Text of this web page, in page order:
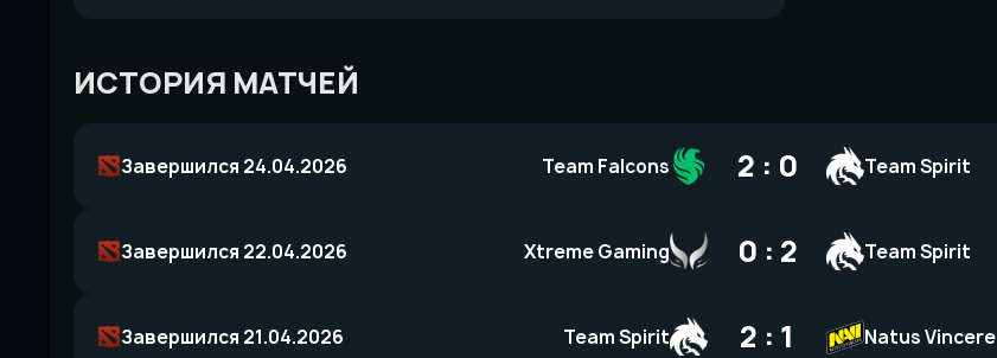
ИСТОРИЯ МАТЧЕЙ
Завершился 24.04.2026 Team Falcons 2 : 0 Team Spirit
Завершился 22.04.2026 Xtreme Gaming 0 : 2 Team Spirit
Завершился 21.04.2026 Team Spirit 2 : 1 Natus Vincere